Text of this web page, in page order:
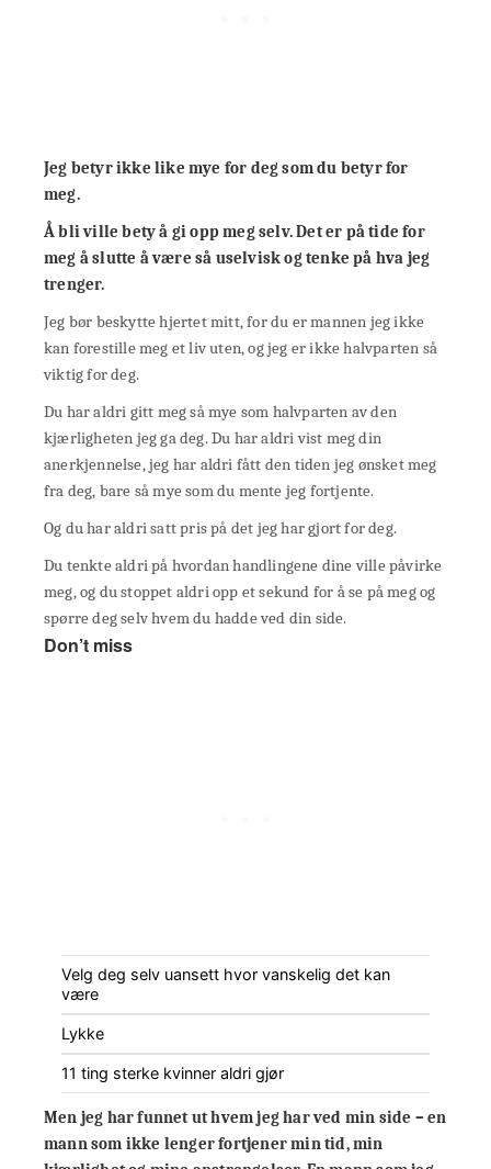
Jeg betyr ikke like mye for deg som du betyr for
meg.
Å bli ville bety å gi opp meg selv. Det er på tide for
meg å slutte å være så uselvisk og tenke på hva jeg
trenger.
Jeg bør beskytte hjertet mitt, for du er mannen jeg ikke
kan forestille meg et liv uten, og jeg er ikke halvparten så
viktig for deg.
Du har aldri gitt meg så mye som halvparten av den
kjærligheten jeg ga deg. Du har aldri vist meg din
anerkjennelse, jeg har aldri fått den tiden jeg ønsket meg
fra deg, bare så mye som du mente jeg fortjente.
Og du har aldri satt pris på det jeg har gjort for deg.
Du tenkte aldri på hvordan handlingene dine ville påvirke
meg, og du stoppet aldri opp et sekund for å se på meg og
spørre deg selv hvem du hadde ved din side.
Don’t miss
Velg deg selv uansett hvor vanskelig det kan
være
Lykke
11 ting sterke kvinner aldri gjør
Men jeg har funnet ut hvem jeg har ved min side – en
mann som ikke lenger fortjener min tid, min